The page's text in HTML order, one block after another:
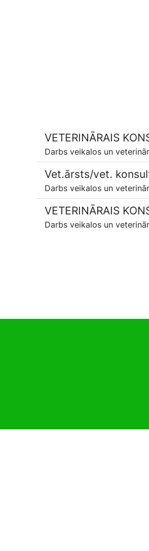
VETERINĀRAIS
Darbs veikalos un
Vet.ārsts/vet.
Darbs veikalos un
VETERINĀRAIS
Darbs veikalos un